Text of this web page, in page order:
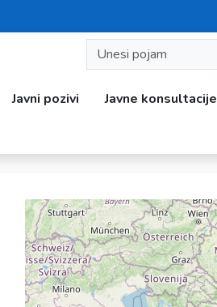
Javni pozivi Javne konsultacije